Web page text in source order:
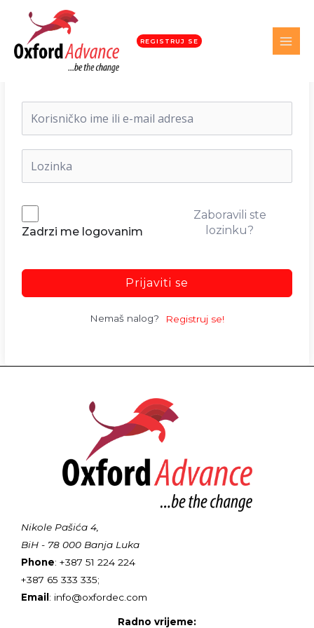
REGISTRUJ SE
Dobrodošli nazad!
Zadrzi me logovanim
Zaboravili ste
lozinku?
Prijaviti se
Nemaš nalog? Registruj se!
Nikole Pašića 4,
BiH - 78 000 Banja Luka
Phone: +387 51 224 224
+387 65 333 335;
Email: info@oxfordec.com
Radno vrijeme: